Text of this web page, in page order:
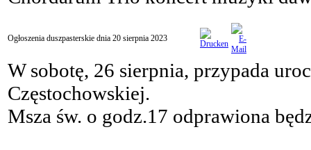
Ogłoszenia duszpasterskie dnia 20 sierpnia 2023
W sobotę, 26 sierpnia, przypada
Częstochowskiej.
Msza św. o godz.17 odprawiona